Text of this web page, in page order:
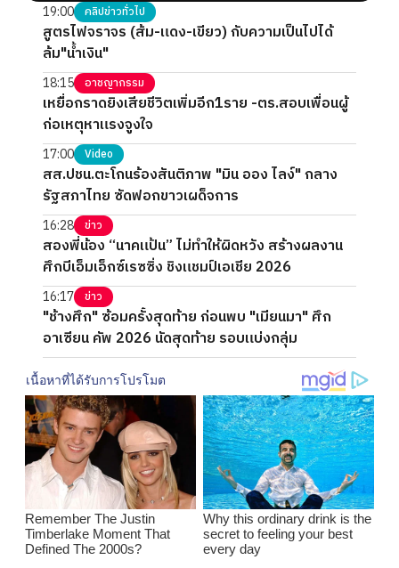
19:00 คลิปข่าวทั่วไป
สูตรไฟจราจร (ส้ม-แดง-เขียว) กับความเป็นไปได้
ล้ม"น้ำเงิน"
18:15 อาชญากรรม
เหยื่อกราดยิงเสียชีวิตเพิ่มอีก1ราย -ตร.สอบเพื่อนผู้
ก่อเหตุหาแรงจูงใจ
17:00 Video
สส.ปชน.ตะโกนร้องสันติภาพ "มิน ออง ไลง์" กลาง
รัฐสภาไทย ซัดฟอกขาวเผด็จการ
16:28 ข่าว
สองพี่น้อง “นาคแป้น” ไม่ทำให้ผิดหวัง สร้างผลงาน
ศึกบีเอ็มเอ็กซ์เรซซิ่ง ชิงแชมป์เอเชีย 2026
16:17 ข่าว
"ช้างศึก" ซ้อมครั้งสุดท้าย ก่อนพบ "เมียนมา" ศึก
อาเซียน คัพ 2026 นัดสุดท้าย รอบแบ่งกลุ่ม